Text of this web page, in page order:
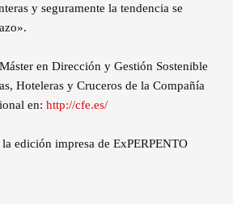
y seguramente la tendencia se
en Dirección y Gestión Sostenible
Hoteleras y Cruceros de la Compañía
en: http://cfe.es/
edición impresa de ExPERPENTO